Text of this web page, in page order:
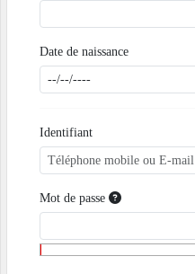
Date de naissance
Identifiant
Mot de passe